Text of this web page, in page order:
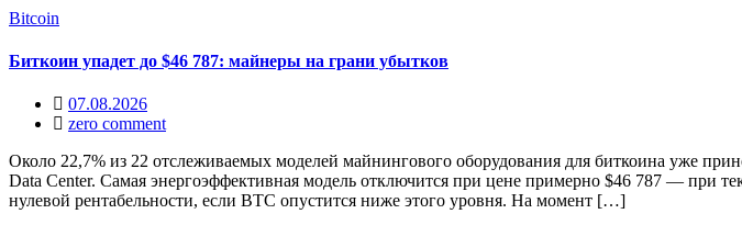
Bitcoin
Биткоин упадет до $46 787: майнеры на грани убытков
07.08.2026
zero comment
Около 22,7% из 22 отслеживаемых моделей майнингового оборудования для биткоина уже
Data Center. Самая энергоэффективная модель отключится при цене примерно $46 787 — при
нулевой рентабельности, если BTC опустится ниже этого уровня. На момент […]